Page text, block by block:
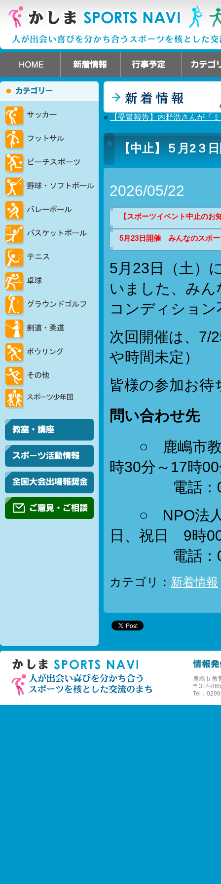
« 【受賞報告】内野浩さんが「
【中止】５月2
2026/05/22
【スポーツイベント中止のお
5月23日開催 みんなのスポ
5月23日（土）
いました、み
コンディショ
次回開催は、7/
や時間未定）
皆様の参加お
問い合わせ先
○ 鹿嶋市教
時30分～17時
電話：
○ NPO法人
日、祝日 9時
電話：
カテゴリ： 新着情報
鹿嶋市 教
〒 314-
Tel：